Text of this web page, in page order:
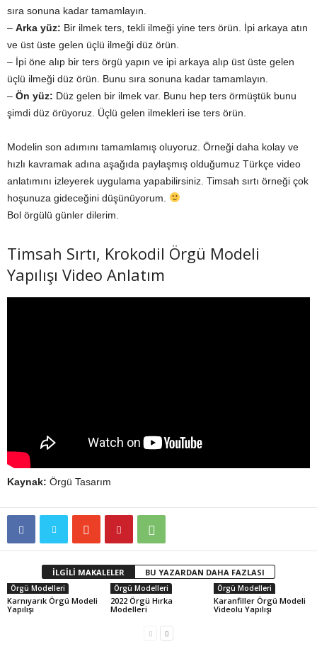
sıra sonuna kadar tamamlayın.
– Arka yüz: Bir ilmek ters, tekli ilmeği yine ters örün. İpi arkaya atın
ve üst üste gelen üçlü ilmeği düz örün.
– İpi öne alıp bir ters örgü yapın ve ipi arkaya alıp üst üste gelen
üçlü ilmeği düz örün. Bunu sıra sonuna kadar tamamlayın.
– Ön yüz: Düz gelen bir ilmek var. Bunu hep ters örmüştük bunu
şimdi düz örüyoruz. Üçlü gelen ilmekleri ise ters örün.
Modelin son adımını tamamlamış oluyoruz. Örneği daha kolay ve
hızlı kavramak adına aşağıda paylaşmış olduğumuz Türkçe video
anlatımını izleyerek uygulama yapabilirsiniz. Timsah sırtı örneği çok
hoşunuza gideceğini düşünüyorum.
Bol örgülü günler dilerim.
Timsah Sırtı, Krokodil Örgü Modeli
Yapılışı Video Anlatım
Kaynak: Örgü Tasarım
İLGİLİ MAKALELER BU YAZARDAN DAHA FAZLASI
Örgü Modelleri
Karnıyarık Örgü Modeli
Yapılışı
Örgü Modelleri
2022 Örgü Hırka
Modelleri
Örgü Modelleri
Karanfiller Örgü Modeli
Videolu Yapılışı